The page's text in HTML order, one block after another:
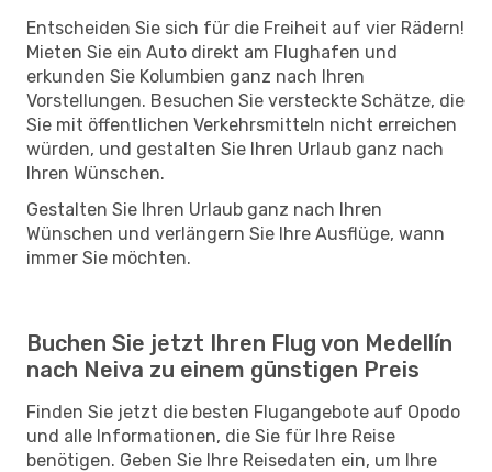
Entscheiden Sie sich für die Freiheit auf vier Rädern!
Mieten Sie ein Auto direkt am Flughafen und
erkunden Sie Kolumbien ganz nach Ihren
Vorstellungen. Besuchen Sie versteckte Schätze, die
Sie mit öffentlichen Verkehrsmitteln nicht erreichen
würden, und gestalten Sie Ihren Urlaub ganz nach
Ihren Wünschen.
Gestalten Sie Ihren Urlaub ganz nach Ihren
Wünschen und verlängern Sie Ihre Ausflüge, wann
immer Sie möchten.
Buchen Sie jetzt Ihren Flug von Medellín
nach Neiva zu einem günstigen Preis
Finden Sie jetzt die besten Flugangebote auf Opodo
und alle Informationen, die Sie für Ihre Reise
benötigen. Geben Sie Ihre Reisedaten ein, um Ihre